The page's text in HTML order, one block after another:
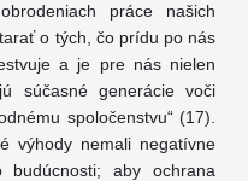
práce našich
o tých, čo prídu po nás
a je pre nás nielen
súčasné generácie voči
spoločenstvu“ (17).
výhody nemali negatívne
aby ochrana